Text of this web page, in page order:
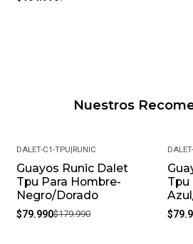
Nuestros
-56%
DALET-C1-TPU|RUNIC
Guayos Runic Dalet
Tpu Para Hombre-
Negro/Dorado
$79.990$179.990
-
Tpu